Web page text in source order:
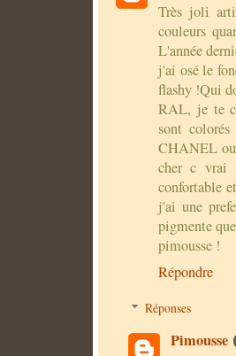
Très joli
couleurs
L'année
j'ai osé le
flashy !Qui
RAL, je te
sont
CHANEL
cher c vrai
confortable
j'ai une
pigmente
pimousse !
Répondre
Réponses
Pimousse